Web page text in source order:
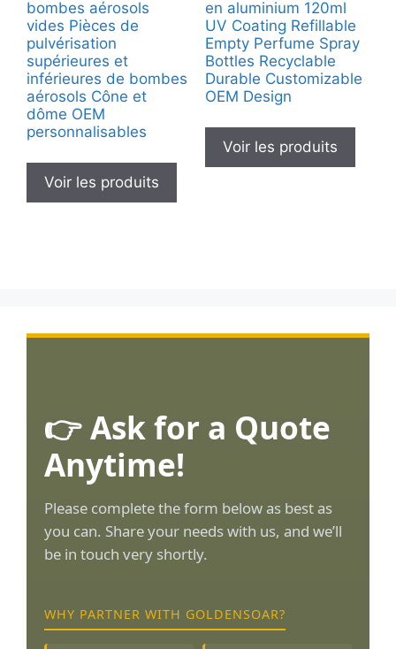
bombes aérosols
vides Pièces de
pulvérisation
supérieures et
inférieures de bombes
aérosols Cône et
dôme OEM
personnalisables
Voir les produits
en aluminium 120ml
UV Coating Refillable
Empty Perfume Spray
Bottles Recyclable
Durable Customizable
OEM Design
Voir les produits
👉 Ask for a Quote
Anytime!
Please complete the form below as best as
you can. Share your needs with us, and we’ll
be in touch very shortly.
WHY PARTNER WITH GOLDENSOAR?